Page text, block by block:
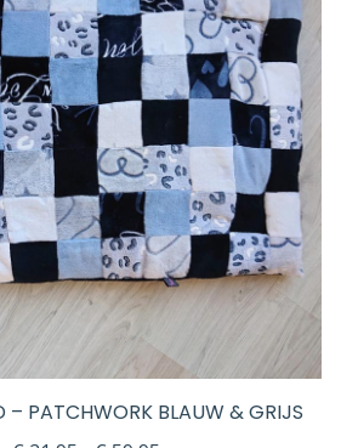
– PATCHWORK BLAUW & GRIJS